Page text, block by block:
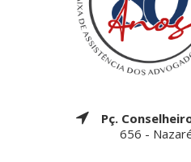
Pç.
656 -